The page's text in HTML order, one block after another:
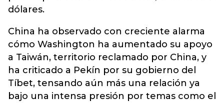
dólares.
China ha observado con creciente alarma
cómo Washington ha aumentado su apoyo
a Taiwán, territorio reclamado por China, y
ha criticado a Pekín por su gobierno del
Tíbet, tensando aún más una relación ya
bajo una intensa presión por temas como el